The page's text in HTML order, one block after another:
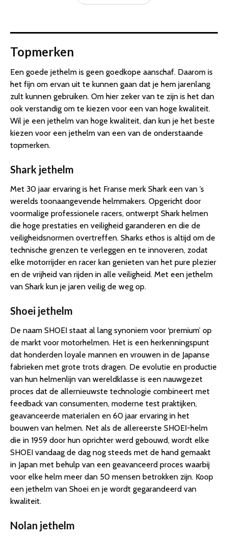
Topmerken
Een goede jethelm is geen goedkope aanschaf. Daarom is
het fijn om ervan uit te kunnen gaan dat je hem jarenlang
zult kunnen gebruiken. Om hier zeker van te zijn is het dan
ook verstandig om te kiezen voor een van hoge kwaliteit.
Wil je een jethelm van hoge kwaliteit, dan kun je het beste
kiezen voor een jethelm van een van de onderstaande
topmerken.
Shark jethelm
Met 30 jaar ervaring is het Franse merk Shark een van ’s
werelds toonaangevende helmmakers. Opgericht door
voormalige professionele racers, ontwerpt Shark helmen
die hoge prestaties en veiligheid garanderen en die de
veiligheidsnormen overtreffen. Sharks ethos is altijd om de
technische grenzen te verleggen en te innoveren, zodat
elke motorrijder en racer kan genieten van het pure plezier
en de vrijheid van rijden in alle veiligheid. Met een jethelm
van Shark kun je jaren veilig de weg op.
Shoei jethelm
De naam SHOEI staat al lang synoniem voor ‘premium’ op
de markt voor motorhelmen. Het is een herkenningspunt
dat honderden loyale mannen en vrouwen in de Japanse
fabrieken met grote trots dragen. De evolutie en productie
van hun helmenlijn van wereldklasse is een nauwgezet
proces dat de allernieuwste technologie combineert met
feedback van consumenten, moderne test praktijken,
geavanceerde materialen en 60 jaar ervaring in het
bouwen van helmen. Net als de allereerste SHOEI-helm
die in 1959 door hun oprichter werd gebouwd, wordt elke
SHOEI vandaag de dag nog steeds met de hand gemaakt
in Japan met behulp van een geavanceerd proces waarbij
voor elke helm meer dan 50 mensen betrokken zijn. Koop
een jethelm van Shoei en je wordt gegarandeerd van
kwaliteit.
Nolan jethelm